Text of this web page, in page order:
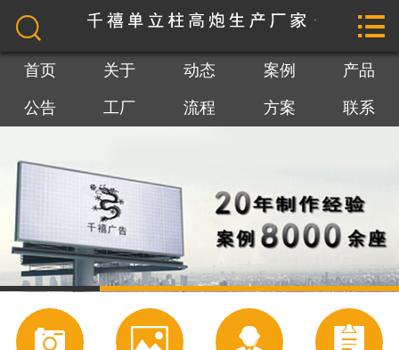
 网站首页
关于我们
最新动态
产品展示
最新公告
工厂参观
施工流程


首页 关于 动态 案例 产品
公告 工厂 流程 方案 联系
   